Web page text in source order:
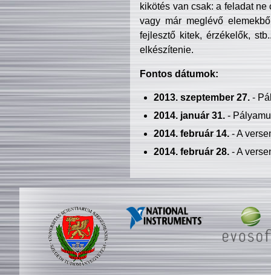
kikötés van csak: a feladat
vagy már meglévő
fejlesztő kitek, érzékelők,
elkészítenie.
Fontos dátumok:
2013. szeptember 27.-
2014. január 31.-
2014. február 14.- A
2014. február 28.- A